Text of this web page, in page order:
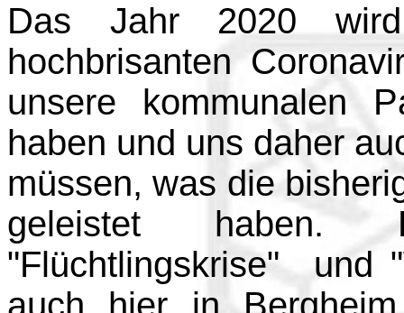
Das Jahr 2020
hochbrisanten
unsere kommunalen
haben und uns daher
müssen, was die
geleistet haben.
"Flüchtlingskrise" und
auch hier in